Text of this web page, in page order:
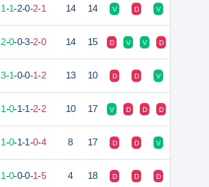
1-1-2-0-2-1 14 14 V D V
2-0-0-3-2-0 14 15 D V V D
3-1-0-0-1-2 13 10 D D V
1-0-1-1-2-2 10 17 V D D D
1-0-1-1-0-4 8 17 D D V
1-0-0-0-1-5 4 18 D D D